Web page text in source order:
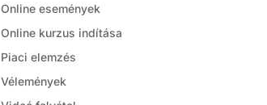
Online események
Online kurzus indítása
Piaci elemzés
Vélemények